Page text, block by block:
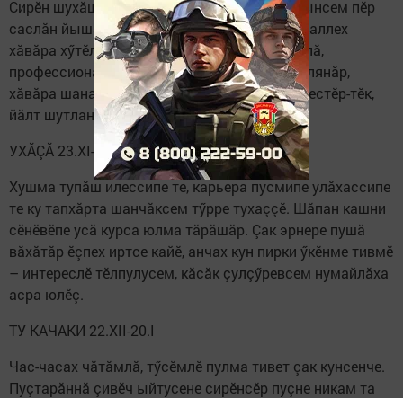
Сирӗн шухăшăрсене, планăрсене таврари çынсем пӗр
саслăн йышăнасса ан кӗтӗр çак кунсенче. Каллех
хăвăра хӳтӗлеме тӳр килет – эсир пултаруллă,
профессионал пулнине ӗнентермелле. Ан кулянăр,
хăвăра шанатăр-тăк, çитӗнӳ пирки иккӗленместӗр-тӗк,
йăлт шутланă пек пулать.
УХĂÇĂ 23.XI-21.XII
Хушма тупăш илессипе те, карьера пусмипе улăхассипе
те ку тапхăрта шанчăксем тӳрре тухаççӗ. Шăпан кашни
сӗнӗвӗпе усă курса юлма тăрăшăр. Çак эрнере пушă
вăхăтăр ӗçпех иртсе кайӗ, анчах кун пирки ӳкӗнме тивмӗ
– интереслӗ тӗлпулусем, кăсăк çулçӳревсем нумайлăха
асра юлӗç.
ТУ КАЧАКИ 22.XII-20.I
Час-часах чăтăмлă, тӳсӗмлӗ пулма тивет çак кунсенче.
Пуçтарăннă çивӗч ыйтусене сирӗнсӗр пуçне никам та